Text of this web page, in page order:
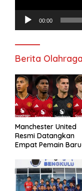
00:00
Berita Olahraga
Manchester United
Resmi Datangkan
Empat Pemain Baru